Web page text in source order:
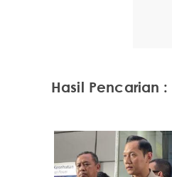
Hasil Pencarian :